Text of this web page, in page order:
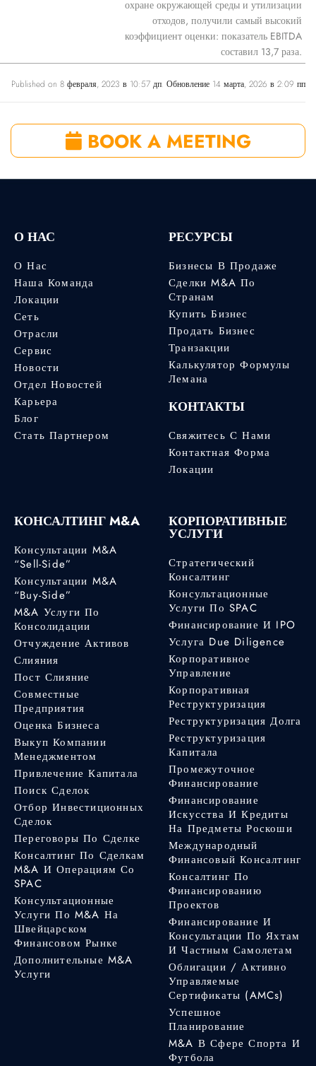
охране окружающей среды и утилизации
отходов, получили самый высокий
коэффициент оценки: показатель EBITDA
составил 13,7 раза.
Published on 8 февраля, 2023 в 10:57 дп. Обновление 14 марта, 2026 в 2:09 пп
BOOK A MEETING
О НАС
О Нас
Наша Команда
Локации
Сеть
Отрасли
Сервис
Новости
Отдел Новостей
Карьера
Блог
Стать Партнером
РЕСУРСЫ
Бизнесы В Продаже
Сделки M&A По
Странам
Купить Бизнес
Продать Бизнес
Транзакции
Калькулятор Формулы
Лемана
КОНТАКТЫ
Свяжитесь С Нами
Контактная Форма
Локации
КОНСАЛТИНГ M&A
Консультации M&A
“Sell-Side”
Консультации M&A
“Buy-Side”
M&A Услуги По
Консолидации
Отчуждение Активов
Слияния
Пост Слияние
Совместные
Предприятия
Оценка Бизнеса
Выкуп Компании
Менеджментом
Привлечение Капитала
Поиск Сделок
Отбор Инвестиционных
Сделок
Переговоры По Сделке
Консалтинг По Сделкам
M&A И Операциям Со
SPAC
Консультационные
Услуги По M&A На
Швейцарском
Финансовом Рынке
Дополнительные M&A
Услуги
КОРПОРАТИВНЫЕ
УСЛУГИ
Стратегический
Консалтинг
Консультационные
Услуги По SPAC
Финансирование И IPO
Услуга Due Diligence
Корпоративное
Управление
Корпоративная
Реструктуризация
Реструктуризация Долга
Реструктуризация
Капитала
Промежуточное
Финансирование
Финансирование
Искусства И Кредиты
На Предметы Роскоши
Международный
Финансовый Консалтинг
Консалтинг По
Финансированию
Проектов
Финансирование И
Консультации По Яхтам
И Частным Самолетам
Облигации / Активно
Управляемые
Сертификаты (AMCs)
Успешное
Планирование
M&A В Сфере Спорта И
Футбола